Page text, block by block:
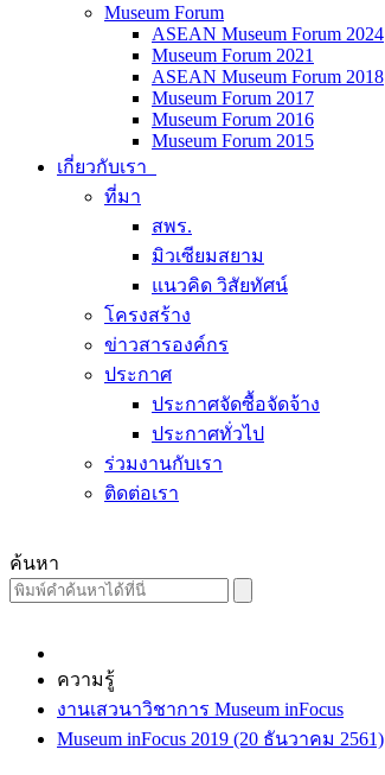
Museum Forum
ASEAN Museum Forum 2024
Museum Forum 2021
ASEAN Museum Forum 2018
Museum Forum 2017
Museum Forum 2016
Museum Forum 2015
เกี่ยวกับเรา
ที่มา
สพร.
มิวเซียมสยาม
แนวคิด วิสัยทัศน์
โครงสร้าง
ข่าวสารองค์กร
ประกาศ
ประกาศจัดซื้อจัดจ้าง
ประกาศทั่วไป
ร่วมงานกับเรา
ติดต่อเรา
ค้นหา
ความรู้
งานเสวนาวิชาการ Museum inFocus
Museum inFocus 2019 (20 ธันวาคม 2561)